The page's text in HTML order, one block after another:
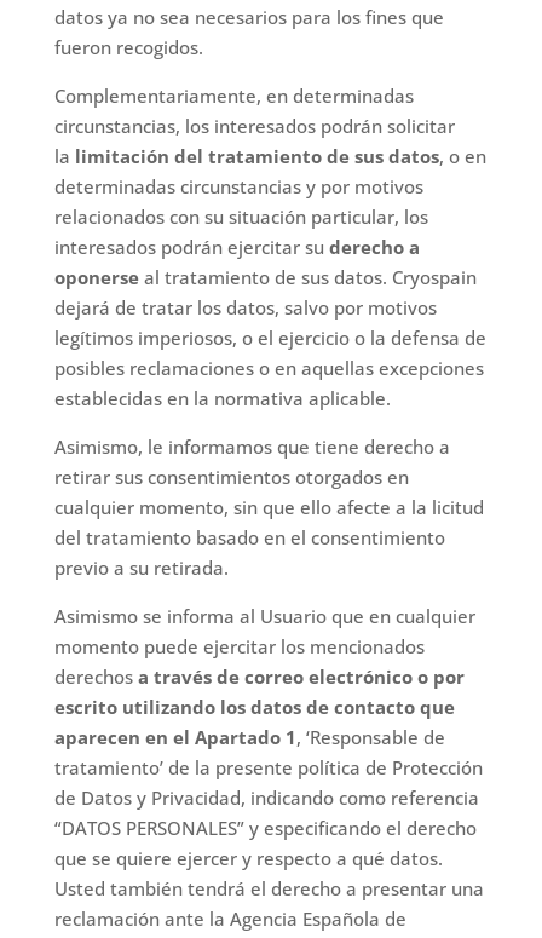
datos ya no sea necesarios para los fines que
fueron recogidos.
Complementariamente, en determinadas
circunstancias, los interesados podrán solicitar
la limitación del tratamiento de sus datos, o en
determinadas circunstancias y por motivos
relacionados con su situación particular, los
interesados podrán ejercitar su derecho a
oponerseal tratamiento de sus datos. Cryospain
dejará de tratar los datos, salvo por motivos
legítimos imperiosos, o el ejercicio o la defensa de
posibles reclamaciones o en aquellas excepciones
establecidas en la normativa aplicable.
Asimismo, le informamos que tiene derecho a
retirar sus consentimientos otorgados en
cualquier momento, sin que ello afecte a la licitud
del tratamiento basado en el consentimiento
previo a su retirada.
Asimismo se informa al Usuario que en cualquier
momento puede ejercitar los mencionados
derechosa través de correo electrónico o por
escrito utilizando los datos de contacto que
aparecen en el Apartado 1, ‘Responsable de
tratamiento’ de la presente política de Protección
de Datos y Privacidad, indicando como referencia
“DATOS PERSONALES” y especificando el derecho
que se quiere ejercer y respecto a qué datos.
Usted también tendrá el derecho a presentar una
reclamación ante la Agencia Española de